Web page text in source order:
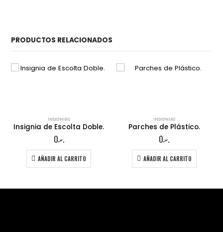
PRODUCTOS RELACIONADOS
INSIGNIAS
Insignia de Escolta Doble.
.ރ0
AÑADIR AL CARRITO
INSIGNIAS
Parches de Plástico.
.ރ0
AÑADIR AL CARRITO